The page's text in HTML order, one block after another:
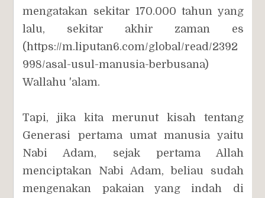
mengatakan sekitar 170.000 tahun yang
lalu, sekitar akhir zaman es
(https://m.liputan6.com/global/read/2392
998/asal-usul-manusia-berbusana)
Wallahu 'alam.
Tapi, jika kita merunut kisah tentang
Generasi pertama umat manusia yaitu
Nabi Adam, sejak pertama Allah
menciptakan Nabi Adam, beliau sudah
mengenakan pakaian yang indah di